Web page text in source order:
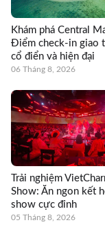
Khám phá Central
Điểm check-in giao
cổ điển và hiện đại
06 Tháng 8, 2026
Trải nghiệm
Show: Ăn ngon kết
show cực đỉnh
05 Tháng 8, 2026